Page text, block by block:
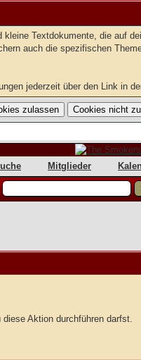
Textdokumente, die auf
auch die spezifischen
jederzeit über den Link in
Mitglieder
Aktion durchführen darfst.